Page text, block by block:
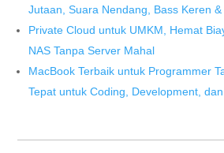
Jutaan, Suara Nendang, Bass Keren
Private Cloud untuk UMKM, Hemat
NAS Tanpa Server Mahal
MacBook Terbaik untuk Programmer
Tepat untuk Coding, Development,